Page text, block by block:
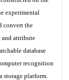
experimental
convert the
and attribute
database
recognition
storage platform.